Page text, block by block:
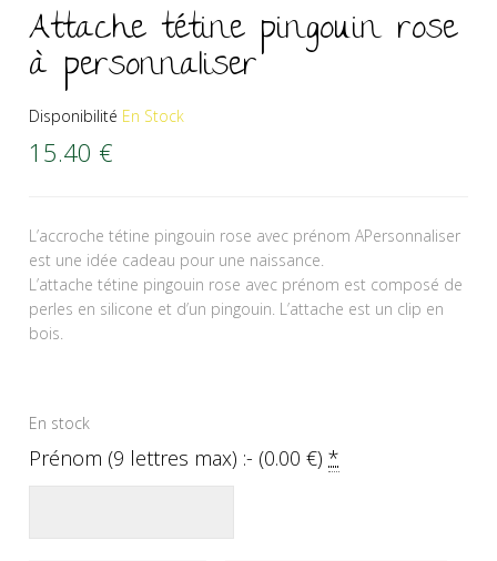
Attache tétine pingouin rose
à personnaliser
Disponibilité En Stock
15.40 €
L’accroche tétine pingouin rose avec prénom APersonnaliser
est une idée cadeau pour une naissance.
L’attache tétine pingouin rose avec prénom est composé de
perles en silicone et d’un pingouin. L’attache est un clip en
bois.
En stock
Prénom (9 lettres max) :- (0.00€)*